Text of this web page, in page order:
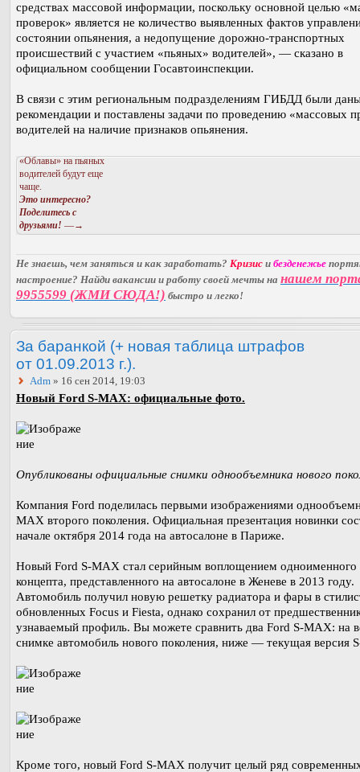
средствах массовой информации, поскольку основной целью
проверок» является не количество выявленных фактов
состоянии опьянения, а недопущение дорожно-транспортных
происшествий с участием «пьяных» водителей», — сказано в
официальном сообщении Госавтоинспекции.
В связи с этим региональным подразделениям ГИБДД были
рекомендации и поставлены задачи по проведению «массовых
водителей на наличие признаков опьянения.
«Облавы» на пьяных
водителей будут еще
чаще.
Это интересно?
Поделитесь с
друзьями! —→
Не знаешь, чем заняться и как заработать? Кризис и безденежье
настроение? Найди вакансии и работу своей мечты на нашем
9955599 (ЖМИ СЮДА!) быстро и легко!
За баранкой (+ новая таблица штрафов
от 01.09.2013 г.).
Adm » 16 сен 2014, 19:03
Новый Ford S-MAX: официальные фото.
Опубликованы официальные снимки однообъемника нового
Компания Ford поделилась первыми изображениями
MAX второго поколения. Официальная презентация новинки
начале октября 2014 года на автосалоне в Париже.
Новый Ford S-MAX стал серийным воплощением одноименного
концепта, представленного на автосалоне в Женеве в 2013 году.
Автомобиль получил новую решетку радиатора и фары в
обновленных Focus и Fiesta, однако сохранил от
узнаваемый профиль. Вы можете сравнить два Ford S-MAX: на
снимке автомобиль нового поколения, ниже — текущая версия
Кроме того, новый Ford S-MAX получит целый ряд